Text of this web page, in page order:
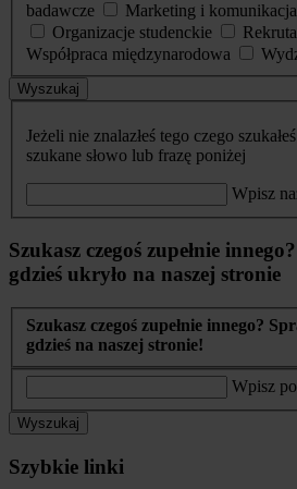
badawcze
Marketing i komunikacja
Organizacje studenckie
Współpraca międzynarodowa
Wyszukaj
Jeżeli nie znalazłeś tego czego
szukane słowo lub frazę poniżej
Wpisz
Szukasz czegoś zupełnie
gdzieś ukryło na naszej stronie
Szukasz czegoś zupełnie innego?
gdzieś na naszej stronie!
Wpisz
Wyszukaj
Szybkie linki